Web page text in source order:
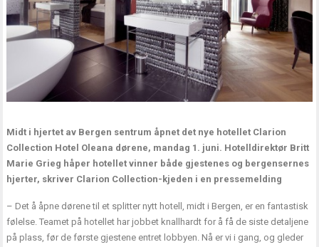
Midt i hjertet av Bergen sentrum åpnet det nye hotellet Clarion
Collection Hotel Oleana dørene, mandag 1. juni. Hotelldirektør Britt
Marie Grieg håper hotellet vinner både gjestenes og bergensernes
hjerter, skriver Clarion Collection-kjeden i en pressemelding
– Det å åpne dørene til et splitter nytt hotell, midt i Bergen, er en fantastisk
følelse. Teamet på hotellet har jobbet knallhardt for å få de siste detaljene
på plass, før de første gjestene entret lobbyen. Nå er vi i gang, og gleder